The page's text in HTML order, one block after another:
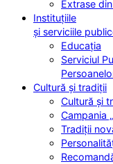
Extrase
Instituțiile
și serviciile
Educația
Serviciul
Cultură și tradiții
Cultură și
Campania
Tradiții